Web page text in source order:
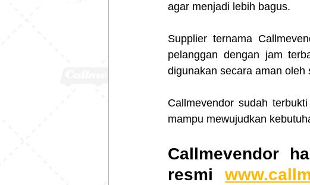
agar menjadi lebih bagus.
Supplier ternama
pelanggan dengan jam
digunakan secara aman
Callmevendor sudah
mampu mewujudkan
Callmevendor
resmi